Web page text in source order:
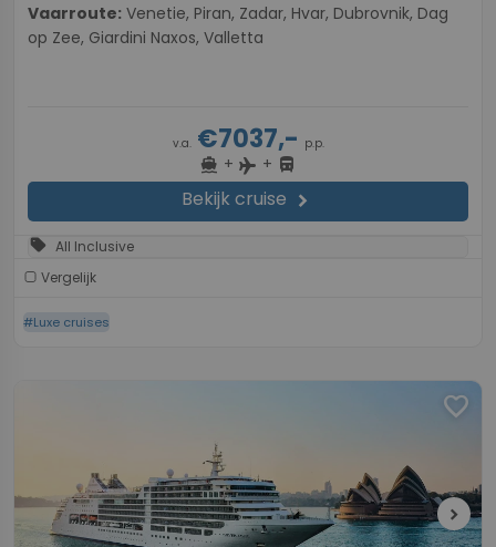
Vaarroute:
op Zee, Giardini Naxos, Valletta
v.a.€7037,- p.p.
directions_boat + flight + directions_bus
Bekijk cruise chevron_right
sell All Inclusive
Vergelijk
#Luxe cruises
favorite
chevron_right